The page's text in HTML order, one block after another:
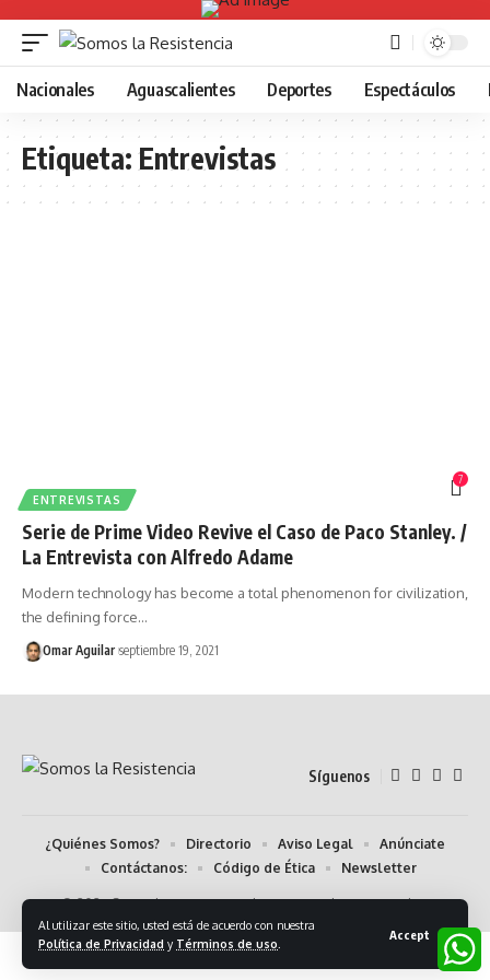
Al utilizar este sitio, usted está de acuerdo con nuestra
Política de Privacidad y Términos de uso
Accept
Nacionales Aguascalientes Deportes Espectáculos
Etiqueta:Entrevistas
7
ENTREVISTAS
Serie de Prime Video Revive el Caso de Paco Stanley. /
La Entrevista con Alfredo Adame
Modern technology has become a total phenomenon for civilization,
the defining force…
Omar Aguilar septiembre 19, 2021
Síguenos
© 2024 Somos la Resistencia. Algunos Derechos Reservados.
¿Quiénes Somos? Directorio Aviso Legal
Anúnciate
Contáctanos:
Código de Ética Newsletter